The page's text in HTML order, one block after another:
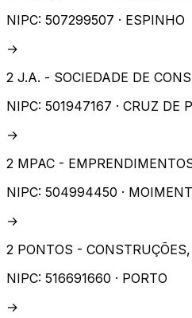
NIPC: 507299507 · ESPINHO
→
2 J.A. - SOCIEDADE DE
NIPC: 501947167 · CRUZ DE
→
2 MPAC -
NIPC: 504994450 ·
→
2 PONTOS -
NIPC: 516691660 · PORTO
→